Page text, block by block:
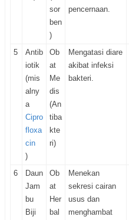
sor
ben
)
pencernaan.
5
Antib
iotik
(mis
alny
a
Cipro
floxa
cin
)
Ob
at
Me
dis
(An
tiba
kte
ri)
Mengatasi diare
akibat infeksi
bakteri.
6
Daun
Jam
bu
Biji
Ob
at
Her
bal
Menekan
sekresi cairan
usus dan
menghambat